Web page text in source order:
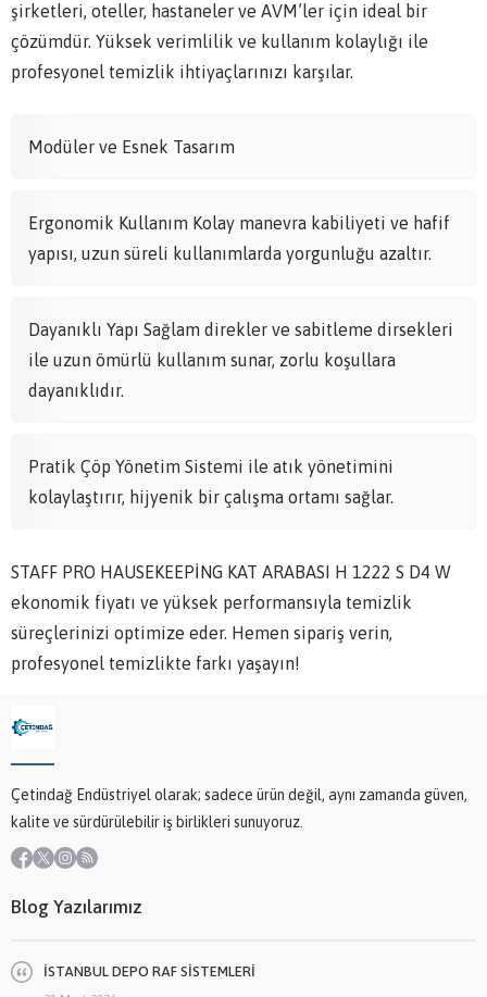
şirketleri, oteller, hastaneler ve AVM’ler için ideal bir
çözümdür. Yüksek verimlilik ve kullanım kolaylığı ile
profesyonel temizlik ihtiyaçlarınızı karşılar.
Modüler ve Esnek Tasarım
Ergonomik Kullanım Kolay manevra kabiliyeti ve hafif
yapısı, uzun süreli kullanımlarda yorgunluğu azaltır.
Dayanıklı Yapı Sağlam direkler ve sabitleme dirsekleri
ile uzun ömürlü kullanım sunar, zorlu koşullara
dayanıklıdır.
Pratik Çöp Yönetim Sistemi ile atık yönetimini
kolaylaştırır, hijyenik bir çalışma ortamı sağlar.
STAFF PRO HAUSEKEEPİNG KAT ARABASI H 1222 S D4 W
ekonomik fiyatı ve yüksek performansıyla temizlik
süreçlerinizi optimize eder. Hemen sipariş verin,
profesyonel temizlikte farkı yaşayın!
Çetindağ Endüstriyel olarak; sadece ürün değil, aynı zamanda güven,
kalite ve sürdürülebilir iş birlikleri sunuyoruz.
Blog Yazılarımız
İSTANBUL DEPO RAF SİSTEMLERİ